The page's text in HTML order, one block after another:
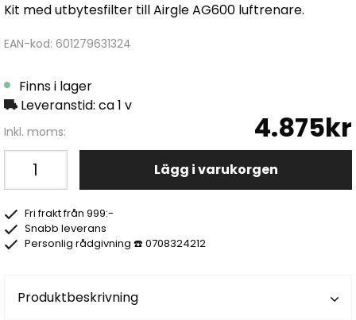
Kit med utbytesfilter till Airgle AG600 luftrenare.
EAN-kod: 601279631324
Finns i lager
Leveranstid: ca 1 v
Inkl. moms: 4.875kr
Lägg i varukorgen
Fri frakt från 999:-
Snabb leverans
Personlig rådgivning ☎️ 0708324212
Produktbeskrivning